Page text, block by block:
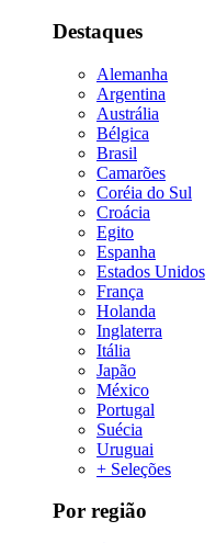
Destaques
Alemanha
Argentina
Austrália
Bélgica
Brasil
Camarões
Coréia do Sul
Croácia
Egito
Espanha
Estados Unidos
França
Holanda
Inglaterra
Itália
Japão
México
Portugal
Suécia
Uruguai
+ Seleções
Por região